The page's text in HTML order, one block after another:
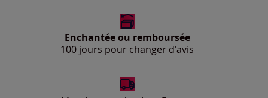
Enchantée ou remboursée
100 jours pour changer d'avis